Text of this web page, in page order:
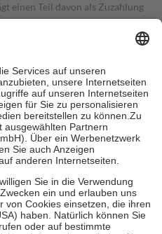
einen Teil davon als Zuzahlung
in Höhe von zehn
nie mehr als die tatsächlichen
auch für Online-Apotheken.
beträgt die
sowie zehn Euro je
für ihre eigene Gesundheit zu
der Familie zu unterstützen,
vollendeten 18. Lebensjahr
Früherkennung, die von der